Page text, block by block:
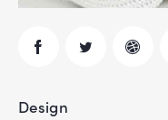
Design